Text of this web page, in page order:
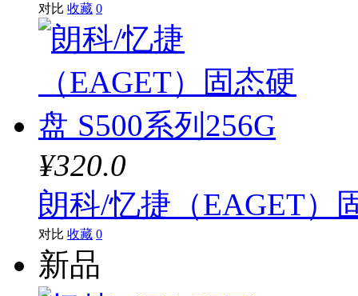
对比 收藏 0
¥320.0
朗科/忆捷（EAGET）
对比 收藏 0
新品